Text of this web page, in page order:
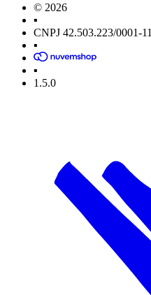
© 2026
▪
CNPJ 42.503.223/0001-11
▪
▪
1.5.0